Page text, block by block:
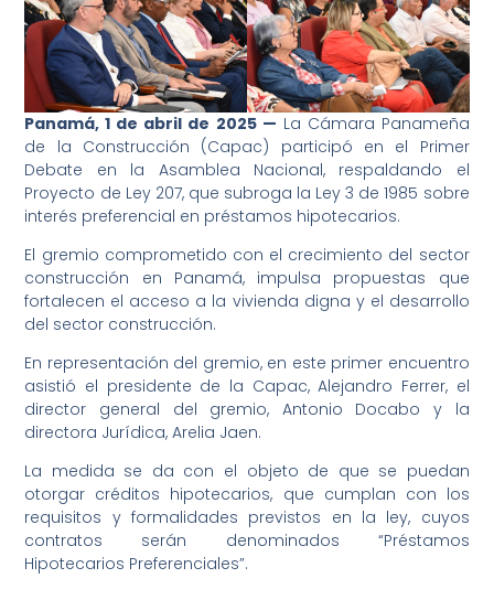
Panamá, 1 de abril de 2025 — La Cámara Panameña
de la Construcción (Capac) participó en el Primer
Debate en la Asamblea Nacional, respaldando el
Proyecto de Ley 207, que subroga la Ley 3 de 1985 sobre
interés preferencial en préstamos hipotecarios.
El gremio comprometido con el crecimiento del sector
construcción en Panamá, impulsa propuestas que
fortalecen el acceso a la vivienda digna y el desarrollo
del sector construcción.
En representación del gremio, en este primer encuentro
asistió el presidente de la Capac, Alejandro Ferrer, el
director general del gremio, Antonio Docabo y la
directora Jurídica, Arelia Jaen.
La medida se da con el objeto de que se puedan
otorgar créditos hipotecarios, que cumplan con los
requisitos y formalidades previstos en la ley, cuyos
contratos serán denominados “Préstamos
Hipotecarios Preferenciales”.